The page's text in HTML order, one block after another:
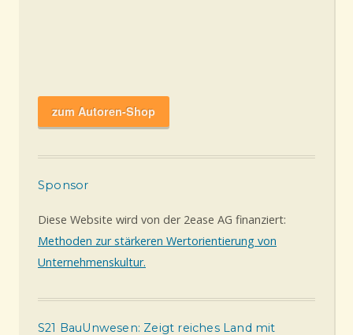
zum Autoren-Shop
Sponsor
Diese Website wird von der 2ease AG finanziert:
Methoden zur stärkeren Wertorientierung von
Unternehmenskultur.
S21 BauUnwesen: Zeigt reiches Land mit